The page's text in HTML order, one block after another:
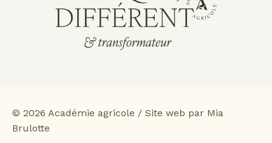
© 2026 Académie agricole / Site web par Mia
Brulotte